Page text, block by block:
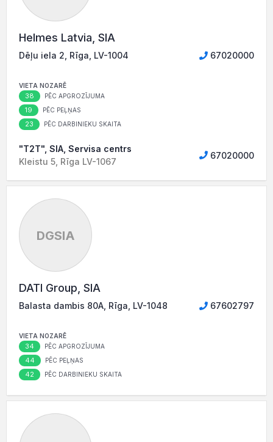
Helmes Latvia, SIA
Dēļu iela 2, Rīga, LV-1004 67020000
VIETA NOZARĒ
38 PĒC APGROZĪJUMA
19 PĒC PEĻŅAS
23 PĒC DARBINIEKU SKAITA
"T2T", SIA, Servisa centrs
Kleistu 5, Rīga LV-1067
67020000
DGSIA
DATI Group, SIA
Balasta dambis 80A, Rīga, LV-1048 67602797
VIETA NOZARĒ
34 PĒC APGROZĪJUMA
44 PĒC PEĻŅAS
42 PĒC DARBINIEKU SKAITA